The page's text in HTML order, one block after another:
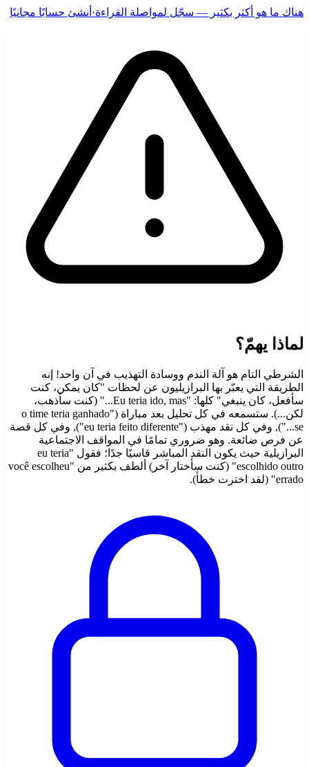
هناك ما هو أكثر بكثير — سجّل لمواصلة القراءة· أنشئ حسابًا مجانيًا
لماذا يهمّ؟
الشرطي التام هو آلة الندم ووسادة التهذيب في آن واحد! إنه
الطريقة التي يعبّر بها البرازيليون عن لحظات "كان يمكن، كنت
سأفعل، كان ينبغي" كلها: "Eu teria ido, mas..." (كنت سأذهب،
لكن...). ستسمعه في كل تحليل بعد مباراة ("o time teria ganhado
se..."), وفي كل نقد مهذب ("eu teria feito diferente"), وفي كل قصة
عن فرص ضائعة. وهو ضروري تمامًا في المواقف الاجتماعية
البرازيلية حيث يكون النقد المباشر قاسيًا جدًا؛ فقول "eu teria
escolhido outro" (كنت سأختار آخر) ألطف بكثير من "você escolheu
errado" (لقد اخترت خطأ).